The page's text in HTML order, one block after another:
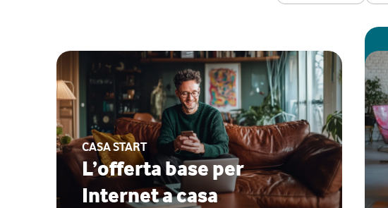
CASA START
L’offerta base per
Internet a casa